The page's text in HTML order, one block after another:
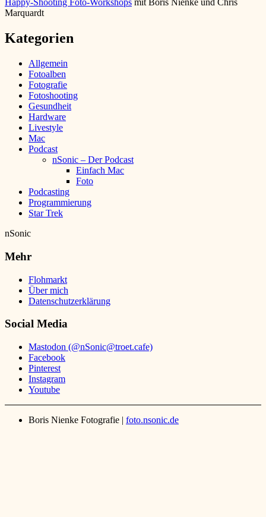
Happy-Shooting Foto-Workshops mit Boris Nienke und Chris
Marquardt
Kategorien
Allgemein
Fotoalben
Fotografie
Fotoshooting
Gesundheit
Hardware
Livestyle
Mac
Podcast
nSonic – Der Podcast
Einfach Mac
Foto
Podcasting
Programmierung
Star Trek
nSonic
Mehr
Flohmarkt
Über mich
Datenschutzerklärung
Social Media
Mastodon (@nSonic@troet.cafe)
Facebook
Pinterest
Instagram
Youtube
Boris Nienke Fotografie | foto.nsonic.de